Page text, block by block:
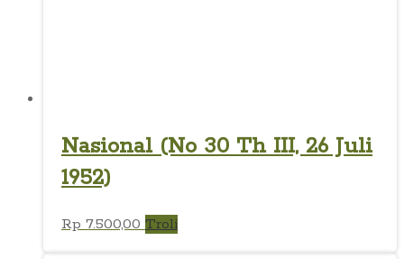
Nasional (No 30 Th III, 26 Juli
1952)
Rp 7.500,00 Troli